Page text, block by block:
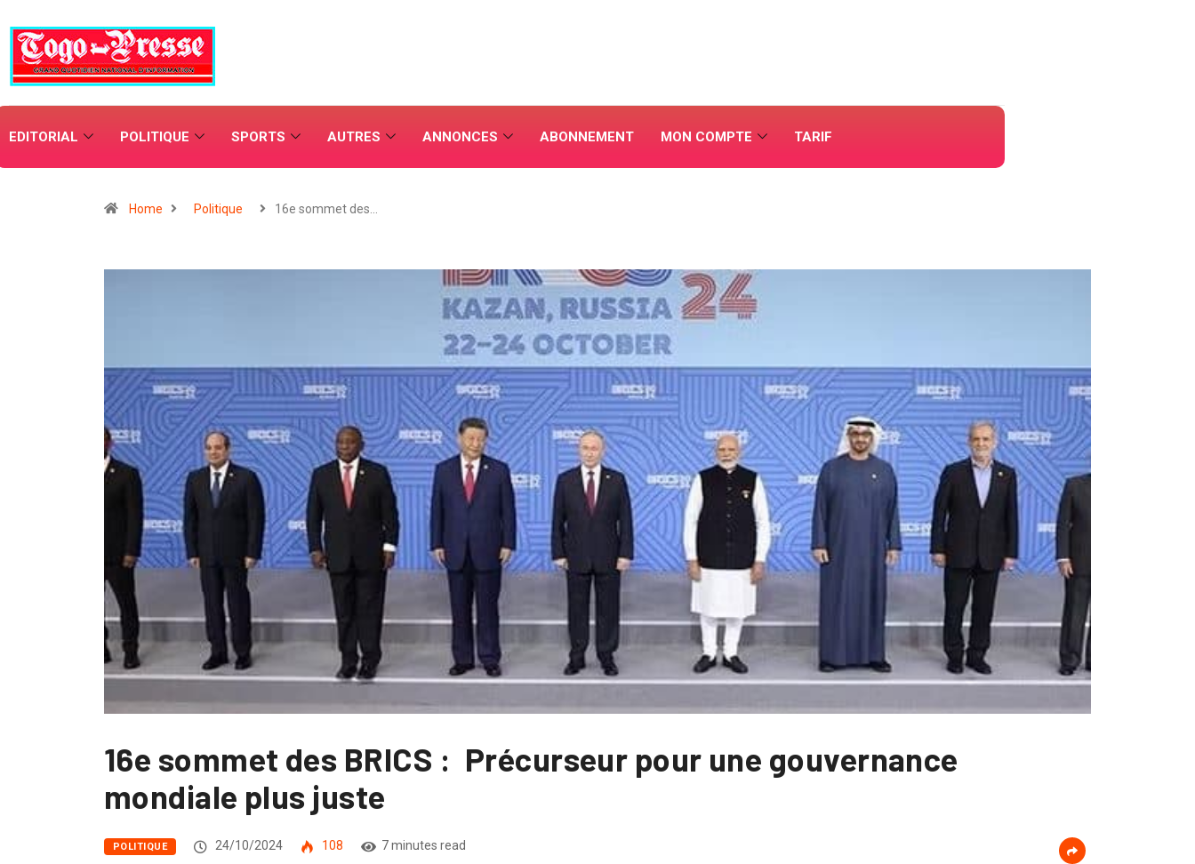
EDITORIAL POLITIQUE SPORTS AUTRES ANNONCES ABONNEMENT MON COMPTE TARIF
Home Politique 16e sommet des…
16e sommet des BRICS : Précurseur pour une gouvernance
mondiale plus juste
POLITIQUE 24/10/2024 108 7 minutes read